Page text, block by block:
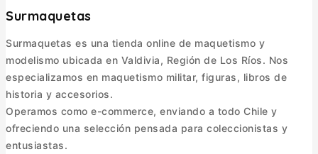
Surmaquetas
Surmaquetas es una tienda online de maquetismo y
modelismo ubicada en Valdivia, Región de Los Ríos. Nos
especializamos en maquetismo militar, figuras, libros de
historia y accesorios.
Operamos como e-commerce, enviando a todo Chile y
ofreciendo una selección pensada para coleccionistas y
entusiastas.